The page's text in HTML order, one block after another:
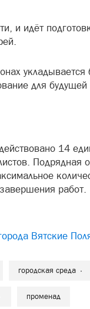
и идёт
укладывается
для
14
Подрядная
работ.
Вятские
городская среда
променад